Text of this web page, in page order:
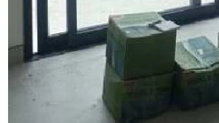
Fábrica esquadrias de alumínio
Fábrica de esquadrias de alumínio
Fábrica de esquadrias de alumínio
Fábrica de janela acústica